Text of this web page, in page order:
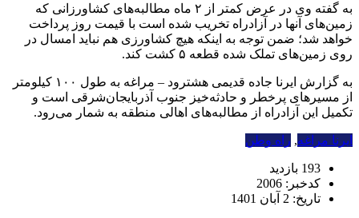
به گفته وی در عرض کمتر از ۲ ماه مطالبه‌های کشاورزانی که
زمین‌های آنها در آزادراه تخریب شده است با قیمت روز پرداخت
خواهد شد؛ ضمن توجه به اینکه هیچ کشاورزی هم نباید امسال در
روی زمین‌های تملک شده قطعه ۵ کشت کند.
به گزارش ایرنا جاده قدیمی هشترود – مراغه به طول ۱۰۰ کیلومتر
از مسیرهای پرخطر و حادثه‌خیز جنوب آذربایجان‌شرقی است و
تکمیل این آزادراه از مطالبه‌های اهالی منطقه به شمار می‌رود.
ایرنا مراغه, راه وطن
193 بازدید
کدخبر: 2006
تاریخ: 2 آبان 1401